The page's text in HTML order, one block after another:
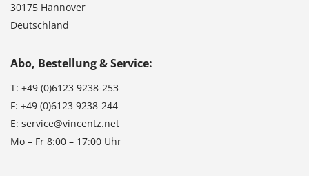
30175 Hannover
Deutschland
Abo, Bestellung & Service:
T: +49 (0)6123 9238-253
F: +49 (0)6123 9238-244
E: service@vincentz.net
Mo – Fr 8:00 – 17:00 Uhr